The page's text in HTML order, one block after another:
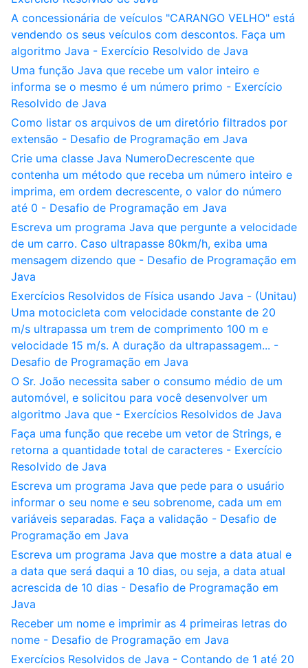
A concessionária de veículos "CARANGO VELHO" está
vendendo os seus veículos com descontos. Faça um
algoritmo Java - Exercício Resolvido de Java
Uma função Java que recebe um valor inteiro e
informa se o mesmo é um número primo - Exercício
Resolvido de Java
Como listar os arquivos de um diretório filtrados por
extensão - Desafio de Programação em Java
Crie uma classe Java NumeroDecrescente que
contenha um método que receba um número inteiro e
imprima, em ordem decrescente, o valor do número
até 0 - Desafio de Programação em Java
Escreva um programa Java que pergunte a velocidade
de um carro. Caso ultrapasse 80km/h, exiba uma
mensagem dizendo que - Desafio de Programação em
Java
Exercícios Resolvidos de Física usando Java - (Unitau)
Uma motocicleta com velocidade constante de 20
m/s ultrapassa um trem de comprimento 100 m e
velocidade 15 m/s. A duração da ultrapassagem... -
Desafio de Programação em Java
O Sr. João necessita saber o consumo médio de um
automóvel, e solicitou para você desenvolver um
algoritmo Java que - Exercícios Resolvidos de Java
Faça uma função que recebe um vetor de Strings, e
retorna a quantidade total de caracteres - Exercício
Resolvido de Java
Escreva um programa Java que pede para o usuário
informar o seu nome e seu sobrenome, cada um em
variáveis separadas. Faça a validação - Desafio de
Programação em Java
Escreva um programa Java que mostre a data atual e
a data que será daqui a 10 dias, ou seja, a data atual
acrescida de 10 dias - Desafio de Programação em
Java
Receber um nome e imprimir as 4 primeiras letras do
nome - Desafio de Programação em Java
Exercícios Resolvidos de Java - Contando de 1 até 20